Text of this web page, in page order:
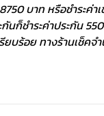
8750 บาท หรือชำร
กันก็ชำระค่าประกัน
บร้อย ทางร้านเช็คจ